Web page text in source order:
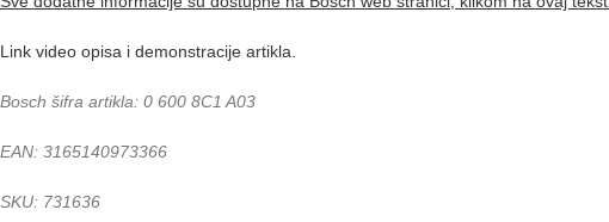
Link video opisa i demonstracije artikla.
Bosch šifra artikla: 0 600 8C1 A03
EAN: 3165140973366
SKU: 731636